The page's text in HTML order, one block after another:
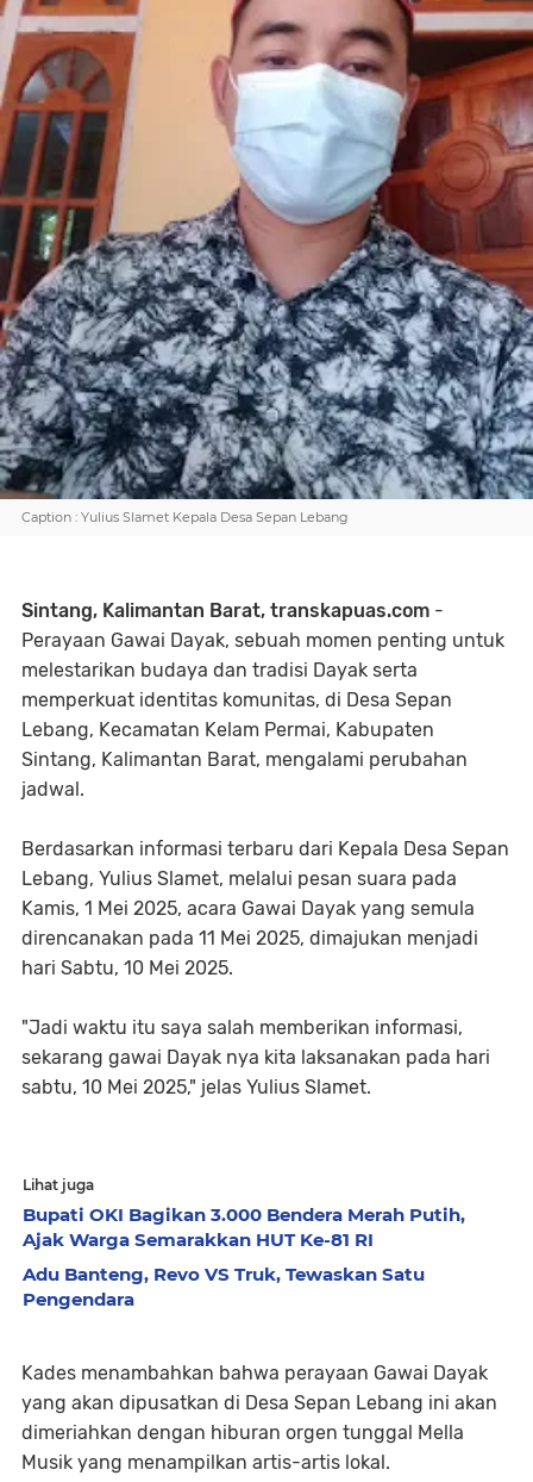
Caption : Yulius Slamet Kepala Desa Sepan Lebang
Sintang, Kalimantan Barat, transkapuas.com -
Perayaan Gawai Dayak, sebuah momen penting untuk
melestarikan budaya dan tradisi Dayak serta
memperkuat identitas komunitas, di Desa Sepan
Lebang, Kecamatan Kelam Permai, Kabupaten
Sintang, Kalimantan Barat, mengalami perubahan
jadwal.
Berdasarkan informasi terbaru dari Kepala Desa Sepan
Lebang, Yulius Slamet, melalui pesan suara pada
Kamis, 1 Mei 2025, acara Gawai Dayak yang semula
direncanakan pada 11 Mei 2025, dimajukan menjadi
hari Sabtu, 10 Mei 2025.
"Jadi waktu itu saya salah memberikan informasi,
sekarang gawai Dayak nya kita laksanakan pada hari
sabtu, 10 Mei 2025," jelas Yulius Slamet.
Lihat juga
Bupati OKI Bagikan 3.000 Bendera Merah Putih,
Ajak Warga Semarakkan HUT Ke-81 RI
Adu Banteng, Revo VS Truk, Tewaskan Satu
Pengendara
Kades menambahkan bahwa perayaan Gawai Dayak
yang akan dipusatkan di Desa Sepan Lebang ini akan
dimeriahkan dengan hiburan orgen tunggal Mella
Musik yang menampilkan artis-artis lokal.